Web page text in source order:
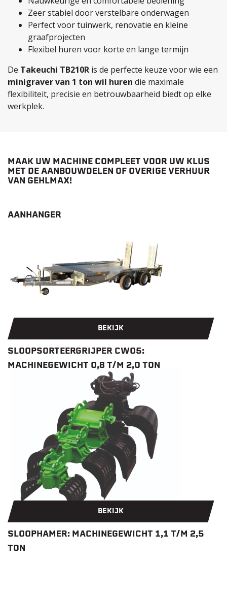
Zeer stabiel door verstelbare onderwagen
Perfect voor tuinwerk, renovatie en kleine
graafprojecten
Flexibel huren voor korte en lange termijn
De Takeuchi TB210R is de perfecte keuze voor wie een
minigraver van 1 ton wil huren die maximale
flexibiliteit, precisie en betrouwbaarheid biedt op elke
werkplek.
MAAK UW MACHINE COMPLEET VOOR UW KLUS
MET DE AANBOUWDELEN OF OVERIGE VERHUUR
VAN GEHLMAX!
AANHANGER
BEKIJK
SLOOPSORTEERGRIJPER CW05:
MACHINEGEWICHT 0,8 T/M 2,0 TON
BEKIJK
SLOOPHAMER: MACHINEGEWICHT 1,1 T/M 2,5
TON